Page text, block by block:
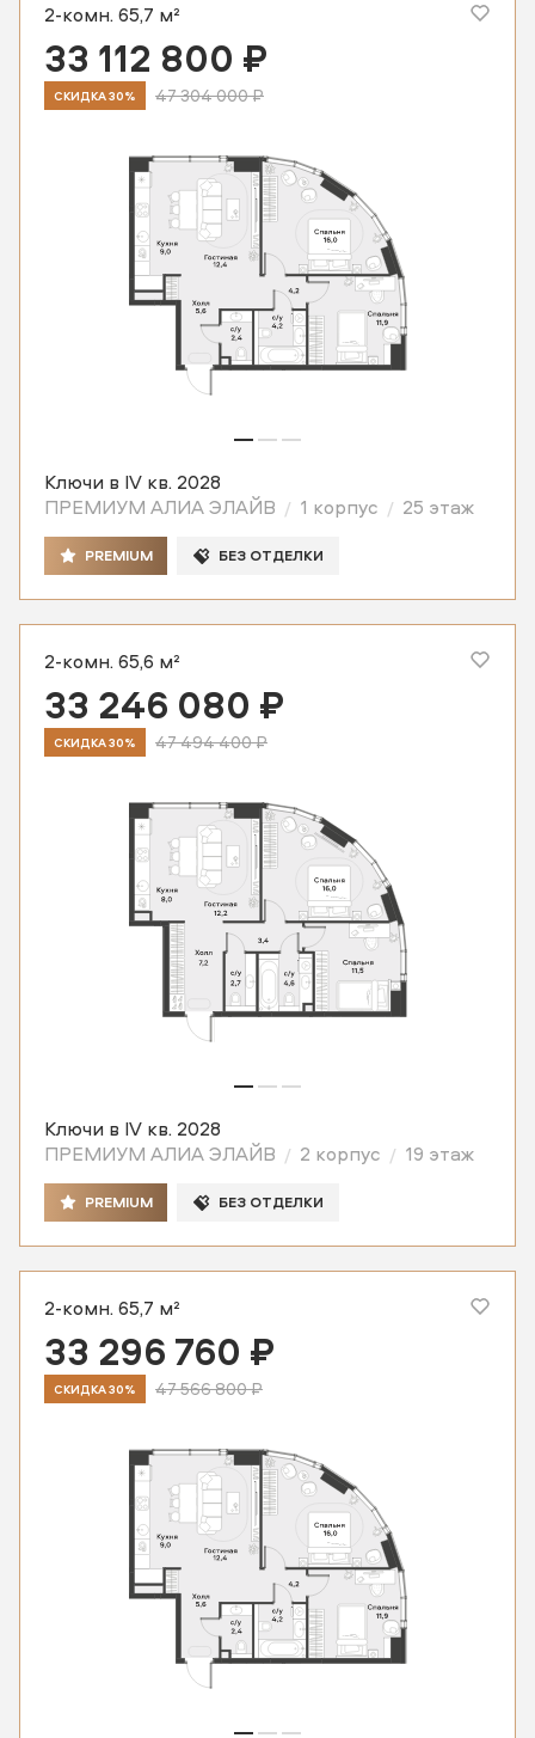
2-комн. 65,7 м²
33 112 800 ₽
СКИДКА 30% 47 304 000 ₽
Ключи в IV кв. 2028
ПРЕМИУМ АЛИА ЭЛАЙВ
1 корпус 25 этаж
PREMIUM БЕЗ ОТДЕЛКИ
2-комн. 65,6 м²
33 246 080 ₽
СКИДКА 30% 47 494 400 ₽
Ключи в IV кв. 2028
ПРЕМИУМ АЛИА ЭЛАЙВ
2 корпус 19 этаж
PREMIUM БЕЗ ОТДЕЛКИ
2-комн. 65,7 м²
33 296 760 ₽
СКИДКА 30% 47 566 800 ₽